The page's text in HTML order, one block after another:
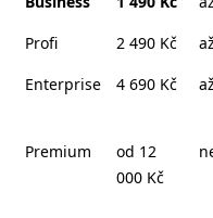
Profi
2 490 Kč
Enterprise
4 690 Kč
Premium
od 12
000 Kč